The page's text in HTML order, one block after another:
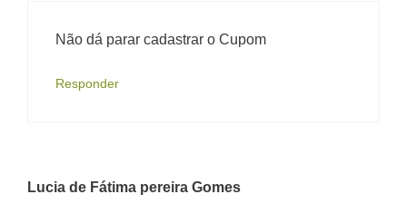
Não dá parar cadastrar o Cupom
Responder
Lucia de Fátima pereira Gomes